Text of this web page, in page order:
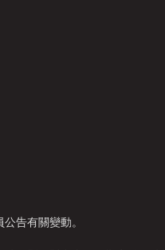
告有關變動。